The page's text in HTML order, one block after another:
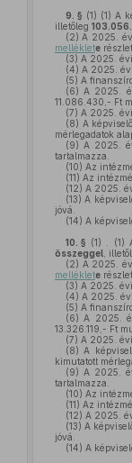
9. § (1) (1) A
illetőleg
(2) A 2025.
melléklete
(3) A 2025.
(4) A 2025.
(5) A
(6) A 2025.
11.086.430,- Ft
(7) A 2025.
(8) A
mérlegadatok
(9) A 2025.
tartalmazza.
(10) Az
(11) Az
(12) A 2025.
(13) A
jóvá.
(14) A
10. § (1) . (1)
összeggel,
(2) A 2025.
melléklete
(3) A 2025.
(4) A 2025.
(5) A
(6) A 2025.
13.326.119,- Ft
(7) A 2025.
(8) A
kimutatott
(9) A 2025.
tartalmazza.
(10) Az
(11) Az
(12) A 2025.
(13) A
jóvá.
(14) A